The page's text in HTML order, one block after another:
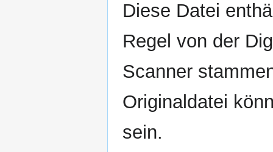
Diese Datei
Regel von der
Scanner
Originaldatei
sein.